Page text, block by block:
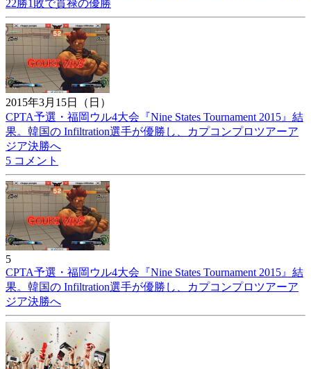
22勝1敗で貫禄の優勝
2015年3月15日（日）
CPTA予選・福岡ウル4大会『Nine States Tournament 2015』結
果。韓国の Infiltration選手が優勝し、カプコンプロツアーア
ジア決勝へ
5 コメント
5
CPTA予選・福岡ウル4大会『Nine States Tournament 2015』結
果。韓国の Infiltration選手が優勝し、カプコンプロツアーア
ジア決勝へ